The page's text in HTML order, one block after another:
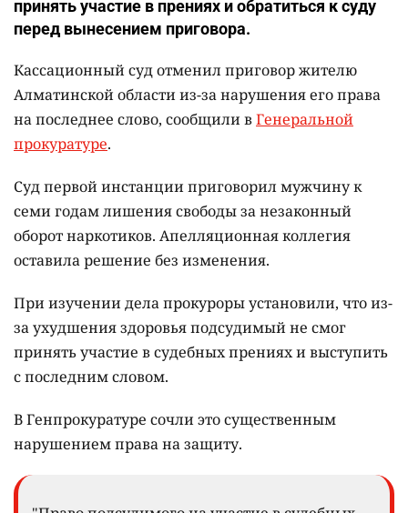
принять участие в прениях и обратиться к суду
перед вынесением приговора.
Кассационный суд отменил приговор жителю
Алматинской области из-за нарушения его права
на последнее слово, сообщили вГенеральной
прокуратуре.
Суд первой инстанции приговорил мужчину к
семи годам лишения свободы за незаконный
оборот наркотиков. Апелляционная коллегия
оставила решение без изменения.
При изучении дела прокуроры установили, что из-
за ухудшения здоровья подсудимый не смог
принять участие в судебных прениях и выступить
с последним словом.
В Генпрокуратуре сочли это существенным
нарушением права на защиту.